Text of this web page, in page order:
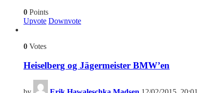
0 Points
Upvote Downvote
0 Votes
Heiselberg og Jägermeister BMW’en